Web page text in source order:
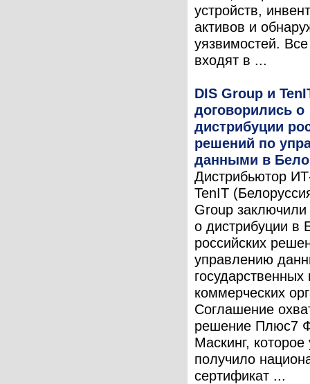
устройств,
активов и
уязвимостей.
входят в ...
DIS Group и
договорились о
дистрибуции
решений по
данными в
Дистрибьютор
TenIT
Group
о дистрибуции в
российских
управлению
государственных
коммерческих
Соглашение
решение Плюс7
Маскинг, которое
получило
сертификат ...